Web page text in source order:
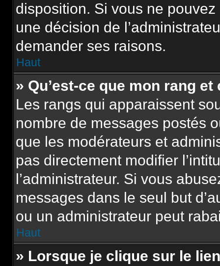
disposition. Si vous ne pouvez
une décision de
demander ses raisons.
Haut
» Qu’est-ce que mon rang
Les rangs qui apparaissent
nombre de messages postés
que les modérateurs et
pas directement modifier
l’administrateur. Si vous
messages dans le seul but
ou un administrateur peut
Haut
» Lorsque je clique sur le